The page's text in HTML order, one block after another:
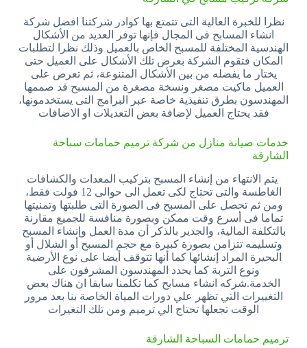
نظرا للخبرة العالية التى تتمتع بها كوادر شركتنا افضل شركة
انشاء المسابح فى المجال فإنها توفر العديد من الأشكال
الهندسية المختلفة للمسبح الخاص بالعميل وذلك نظرا لتطلبات
المكان فتقوم الشركة بعرض تلك الأشكال على العميل حتى
يختار ما يفضله من بين الأشكال المتنوعة، ثم تعرض على
العميل ماكيت مصغر ونسخة مصغرة من المسبح قد صممها
المهندسون بطرق تنفيذية خاصة عبر البرامج التى يستخدمونها،
فقد يحتاج العميل لإضافة بعض التعديلات او الاضافات
خدمات صيانة منازل من شركة ترميم حمامات سباحة
الشارقة
يتم الانتهاء من إنشاء المسبح بتركيب المعدات والكشافات
الغاطسة والتى تحتاج لكى تعمل الى حوالى 12 فولت فقط،
ومن ثم تحصل على المسبح فى الصورة التى طلبتها وتمنيتها
تماما فى أسرع وقت ممكن وبصورة منافسة للجميع مقارنة
بالتكلفة المالية، والجدير بالذكر أن مدة العمل وإنشاء المسبح
وتسليمه تتزامن بصورة كبيرة مع حجم المسبح أو الشلال أو
البحيرة المراد إنشائها كما أنها تتوقف أيضا على نوع الأرضية
ونوع التربة كما يحدد المهندسون المشرفون على
الخدمة.شركه انشاء مسابح كما تكلمنا سابقا ان هناك بعض
التغييرات التي تظهر علي دورات المياة الخاصة بنا بعد مرور
الوقت تجعلها تحتاج الي ترميم ومن تلك التغيرات
ترميم حمامات السباحة الشارقة